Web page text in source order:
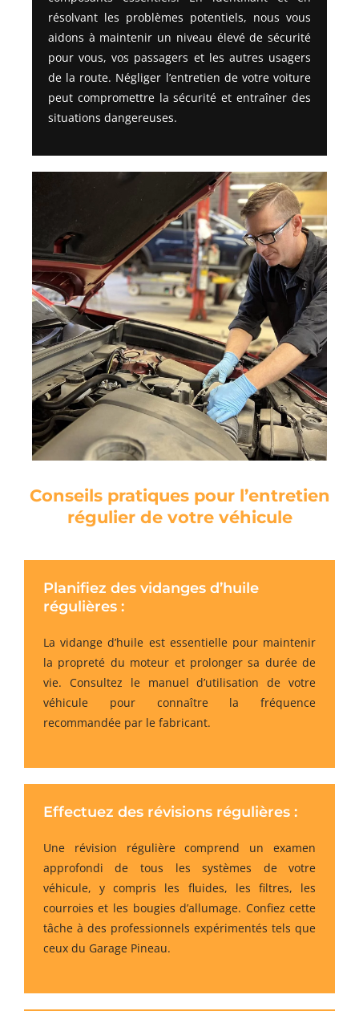
résolvant les problèmes potentiels, nous vous
aidons à maintenir un niveau élevé de sécurité
pour vous, vos passagers et les autres usagers
de la route. Négliger l’entretien de votre voiture
peut compromettre la sécurité et entraîner des
situations dangereuses.
Conseils pratiques pour l’entretien
régulier de votre véhicule
Planifiez des vidanges d’huile
régulières :
La vidange d’huile est essentielle pour maintenir
la propreté du moteur et prolonger sa durée de
vie. Consultez le manuel d’utilisation de votre
véhicule pour connaître la fréquence
recommandée par le fabricant.
Effectuez des révisions régulières :
Une révision régulière comprend un examen
approfondi de tous les systèmes de votre
véhicule, y compris les fluides, les filtres, les
courroies et les bougies d’allumage. Confiez cette
tâche à des professionnels expérimentés tels que
ceux du Garage Pineau.